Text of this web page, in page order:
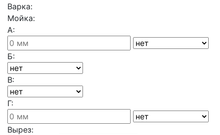
Варка:
Мойка:
А:
Б:
В:
Г:
Вырез: